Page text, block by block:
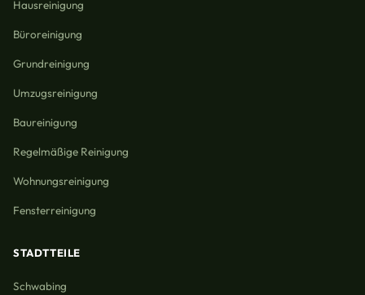
Hausreinigung
Büroreinigung
Grundreinigung
Umzugsreinigung
Baureinigung
Regelmäßige Reinigung
Wohnungsreinigung
Fensterreinigung
STADTTEILE
Schwabing